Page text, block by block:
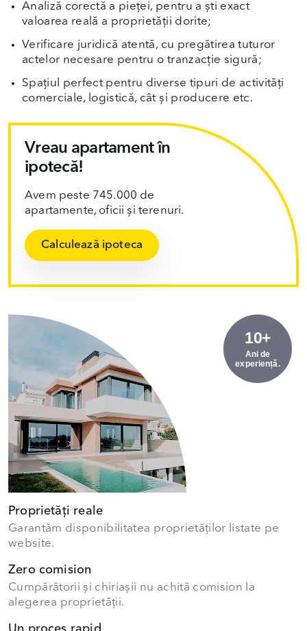
Analiză corectă a pieței, pentru a ști exact
valoarea reală a proprietății dorite;
Verificare juridică atentă, cu pregătirea tuturor
actelor necesare pentru o tranzacție sigură;
Spațiul perfect pentru diverse tipuri de activități
comerciale, logistică, cât și producere etc.
Vreau apartament în
ipotecă!
Avem peste 745.000 de
apartamente, oficii și terenuri.
Calculează ipoteca
10+
Ani de
experiență.
Proprietăți reale
Garantăm disponibilitatea proprietăților listate pe
website.
Zero comision
Cumpărătorii și chiriașii nu achită comision la
alegerea proprietății.